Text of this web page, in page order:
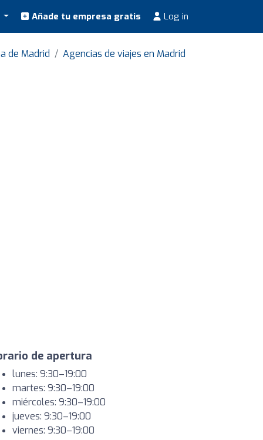
Añade tu empresa gratis Log in
de Madrid Agencias de viajes en Madrid
de apertura
lunes: 9:30–19:00
martes: 9:30–19:00
miércoles: 9:30–19:00
jueves: 9:30–19:00
viernes: 9:30–19:00